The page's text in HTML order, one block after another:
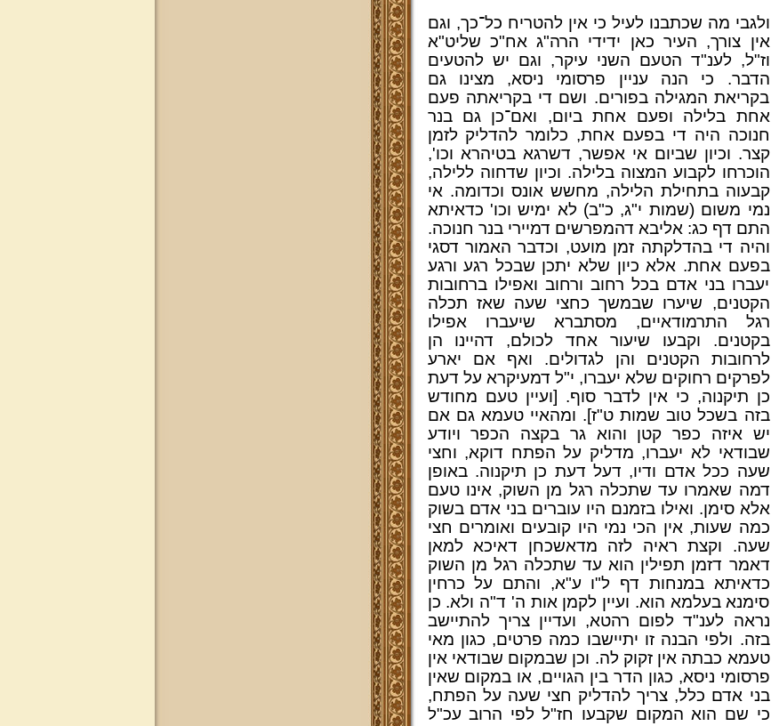
ולגבי מה שכתבנו לעיל כי אין להטריח כל־כך, וגם
אין צורך, העיר כאן ידידי הרה"ג אח"כ שליט"א
וז"ל, לענ"ד הטעם השני עיקר, וגם יש להטעים
הדבר. כי הנה עניין פרסומי ניסא, מצינו גם
בקריאת המגילה בפורים. ושם די בקריאתה פעם
אחת בלילה ופעם אחת ביום, ואם־כן גם בנר
חנוכה היה די בפעם אחת, כלומר להדליק לזמן
קצר. וכיון שביום אי אפשר, דשרגא בטיהרא וכו',
הוכרחו לקבוע המצוה בלילה. וכיון שדחוה ללילה,
קבעוה בתחילת הלילה, מחשש אונס וכדומה. אי
נמי משום (שמות י"ג, כ"ב) לא ימיש וכו' כדאיתא
התם דף כג: אליבא דהמפרשים דמיירי בנר חנוכה.
והיה די בהדלקתה זמן מועט, וכדבר האמור דסגי
בפעם אחת. אלא כיון שלא יתכן שבכל רגע ורגע
יעברו בני אדם בכל רחוב ורחוב ואפילו ברחובות
הקטנים, שיערו שבמשך כחצי שעה שאז תכלה
רגל התרמודאיים, מסתברא שיעברו אפילו
בקטנים. וקבעו שיעור אחד לכולם, דהיינו הן
לרחובות הקטנים והן לגדולים. ואף אם יארע
לפרקים רחוקים שלא יעברו, י"ל דמעיקרא על דעת
כן תיקנוה, כי אין לדבר סוף. [ועיין טעם מחודש
בזה בשכל טוב שמות ט"ז]. ומהאיי טעמא גם אם
יש איזה כפר קטן והוא גר בקצה הכפר ויודע
שבודאי לא יעברו, מדליק על הפתח דוקא, וחצי
שעה ככל אדם ודיו, דעל דעת כן תיקנוה. באופן
דמה שאמרו עד שתכלה רגל מן השוק, אינו טעם
אלא סימן. ואילו בזמנם היו עוברים בני אדם בשוק
כמה שעות, אין הכי נמי היו קובעים ואומרים חצי
שעה. וקצת ראיה לזה מדאשכחן דאיכא למאן
דאמר דזמן תפילין הוא עד שתכלה רגל מן השוק
כדאיתא במנחות דף ל"ו ע"א, והתם על כרחין
סימנא בעלמא הוא. ועיין לקמן אות ה' ד"ה ולא. כן
נראה לענ"ד לפום רהטא, ועדיין צריך להתיישב
בזה. ולפי הבנה זו יתיישבו כמה פרטים, כגון מאי
טעמא כבתה אין זקוק לה. וכן שבמקום שבודאי אין
פרסומי ניסא, כגון הדר בין הגויים, או במקום שאין
בני אדם כלל, צריך להדליק חצי שעה על הפתח,
כי שם הוא המקום שקבעו חז"ל לפי הרוב עכ"ל